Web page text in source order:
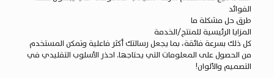
الفوائد
طرق حل مشكلة ما
المزايا الرئيسية للمنتج/الخدمة
كل ذلك بسرعة فائقة، بما يجعل رسالتك أكثر فاعلية وتمكن المستخدم
من الحصول على المعلومات التي يحتاجها. احذر الأسلوب التقليدي في
التصميم والألوان!